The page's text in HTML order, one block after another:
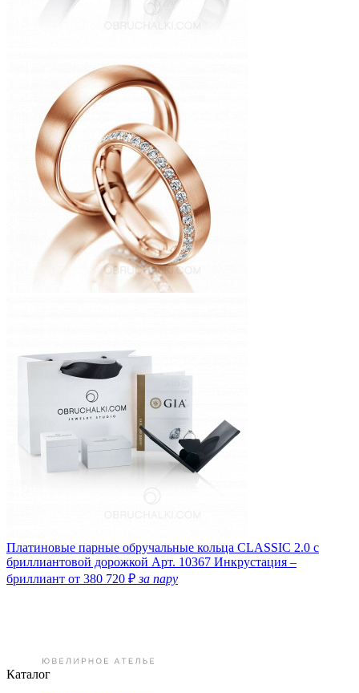
Платиновые парные обручальные кольца CLASSIC 2.0 с
бриллиантовой дорожкой Арт. 10367 Инкрустация –
бриллиант от 380 720 ₽за пару
Каталог